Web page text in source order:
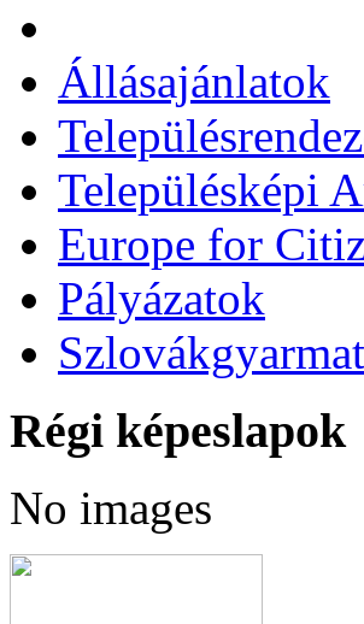
Állásajánlatok
Településképi
Europe for
Pályázatok
Régi képeslapok
No images